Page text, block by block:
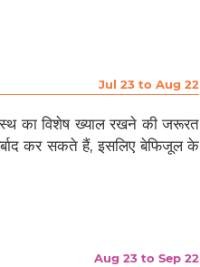
Jul 23 to Aug 22
का विशेष ख्याल रखने की जरूरत
कर सकते हैं, इसलिए बेफिजूल के
Aug 23 to Sep 22